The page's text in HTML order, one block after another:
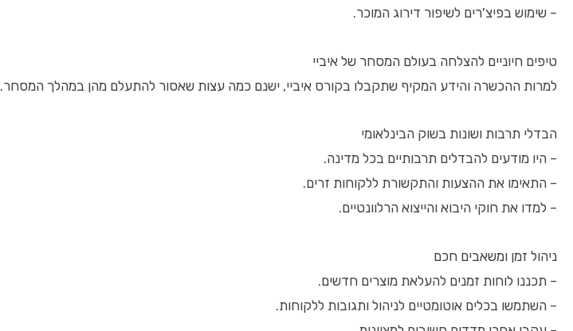
– שימוש בפיצ'רים לשיפור דירוג המוכר.
טיפים חיוניים להצלחה בעולם המסחר של איביי
למרות ההכשרה והידע המקיף שתקבלו בקורס איביי, ישנם כמה עצות שאסור להתעלם מהן במהלך המסחר.
הבדלי תרבות ושונות בשוק הבינלאומי
– היו מודעים להבדלים תרבותיים בכל מדינה.
– התאימו את ההצעות והתקשורת ללקוחות זרים.
– למדו את חוקי היבוא והייצוא הרלוונטיים.
ניהול זמן ומשאבים חכם
– תכננו לוחות זמנים להעלאת מוצרים חדשים.
– השתמשו בכלים אוטומטיים לניהול ותגובות ללקוחות.